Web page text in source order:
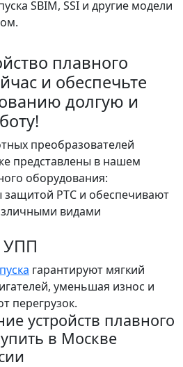
SBIM, SSI и другие модели
плавного
и обеспечьте
долгую и
преобразователей
представлены в нашем
оборудования:
PTC и обеспечивают
видами
УПП
гарантируют мягкий
уменьшая износ и
перегрузок.
устройств плавного
в Москве